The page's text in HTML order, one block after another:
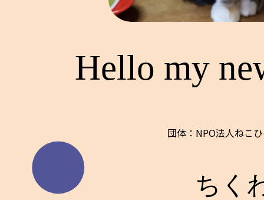
Hello my
団体：NPO法人ねこ
ちく